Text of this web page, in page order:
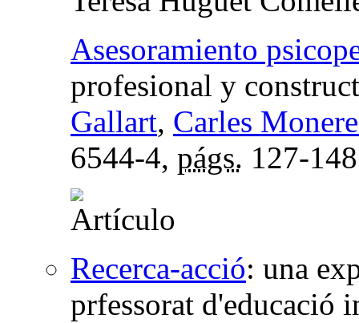
Asesoramiento
profesional y
Gallart, Carles
6544-4, págs. 127-148
Recerca-acció: una
prfessorat d'educació